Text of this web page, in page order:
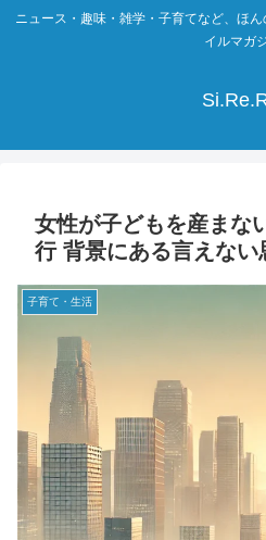
ニュース・趣味・雑学・子育てなど、ほ
イルマガ
女性が子どもを産まな
行 背景にある言えない
子育て・生活